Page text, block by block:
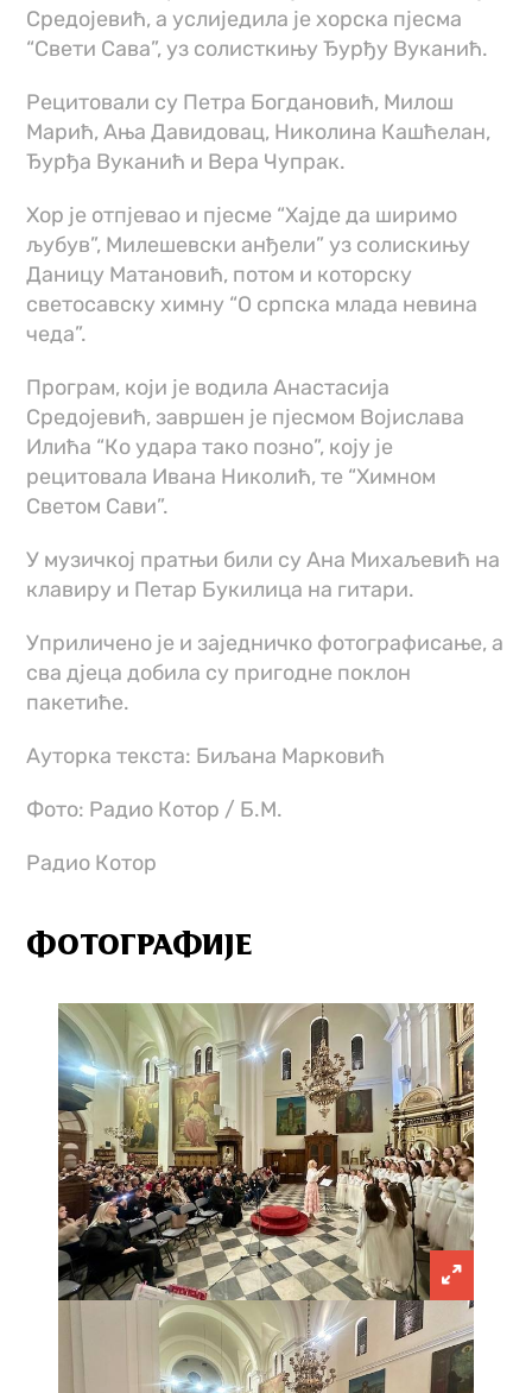
Средојевић, а услиједила је хорска пјесма
“Свети Сава”, уз солисткињу Ђурђу Вуканић.
Рецитовали су Петра Богдановић, Милош
Марић, Ања Давидовац, Николина Кашћелан,
Ђурђа Вуканић и Вера Чупрак.
Хор је отпјевао и пјесме “Хајде да ширимо
љубув”, Милешевски анђели” уз солискињу
Даницу Матановић, потом и которску
светосавску химну “О српска млада невина
чеда”.
Програм, који је водила Анастасија
Средојевић, завршен је пјесмом Војислава
Илића “Ко удара тако позно”, коју је
рецитовала Ивана Николић, те “Химном
Светом Сави”.
У музичкој пратњи били су Ана Михаљевић на
клавиру и Петар Букилица на гитари.
Уприличено је и заједничко фотографисање, а
сва д‌јеца добила су пригодне поклон
пакетиће.
Ауторка текста: Биљана Марковић
Фото: Радио Котор / Б.М.
Радио Котор
ФОТОГРАФИЈЕ